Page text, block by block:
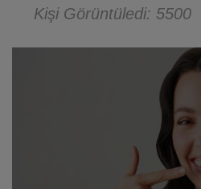
Kişi Görüntüledi: 5500